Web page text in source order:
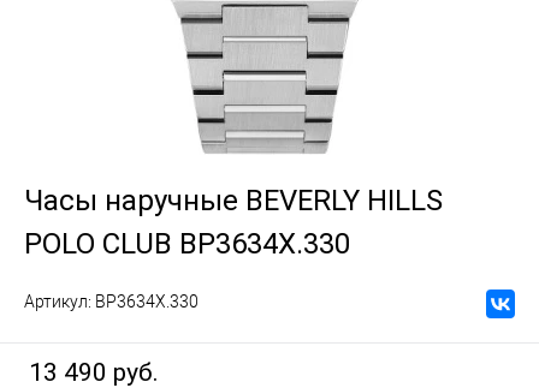
Часы наручные BEVERLY HILLS
POLO CLUB BP3634X.330
Артикул: BP3634X.330
13 490 руб.